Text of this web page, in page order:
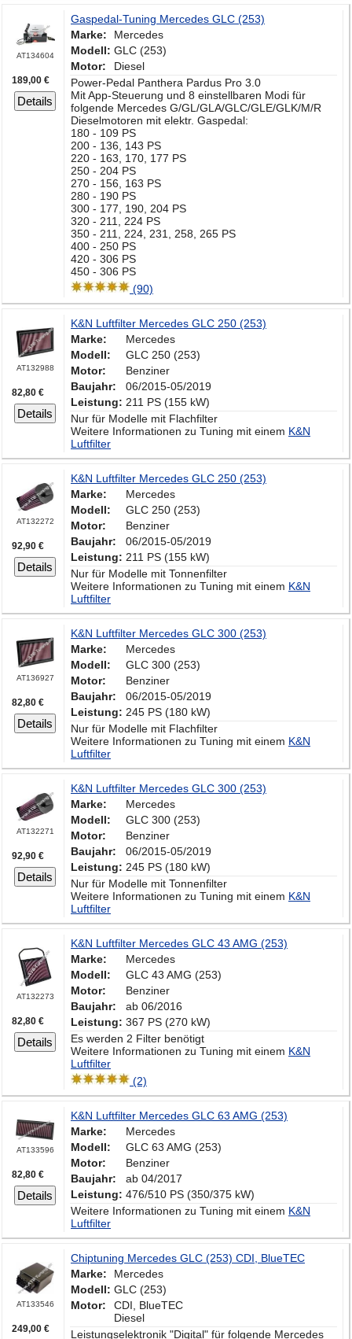
AT134604
189,00 €
Details
Gaspedal-Tuning Mercedes GLC (253)
Marke:
Mercedes
Modell: GLC (253)
Motor:
Diesel
Power-Pedal Panthera Pardus Pro 3.0
Mit App-Steuerung und 8 einstellbaren Modi für
folgende Mercedes G/GL/GLA/GLC/GLE/GLK/M/R
Dieselmotoren mit elektr. Gaspedal:
180 - 109 PS
200 - 136, 143 PS
220 - 163, 170, 177 PS
250 - 204 PS
270 - 156, 163 PS
280 - 190 PS
300 - 177, 190, 204 PS
320 - 211, 224 PS
350 - 211, 224, 231, 258, 265 PS
400 - 250 PS
420 - 306 PS
450 - 306 PS
(90)
AT132988
82,80 €
Details
K&N Luftfilter Mercedes GLC 250 (253)
Marke:
Mercedes
Modell:
GLC 250 (253)
Motor:
Benziner
Baujahr:
06/2015-05/2019
Leistung: 211 PS (155 kW)
Nur für Modelle mit Flachfilter
Weitere Informationen zu Tuning mit einem K&N
Luftfilter
AT132272
92,90 €
Details
K&N Luftfilter Mercedes GLC 250 (253)
Marke:
Mercedes
Modell:
GLC 250 (253)
Motor:
Benziner
Baujahr:
06/2015-05/2019
Leistung: 211 PS (155 kW)
Nur für Modelle mit Tonnenfilter
Weitere Informationen zu Tuning mit einem K&N
Luftfilter
AT136927
82,80 €
Details
K&N Luftfilter Mercedes GLC 300 (253)
Marke:
Mercedes
Modell:
GLC 300 (253)
Motor:
Benziner
Baujahr:
06/2015-05/2019
Leistung: 245 PS (180 kW)
Nur für Modelle mit Flachfilter
Weitere Informationen zu Tuning mit einem K&N
Luftfilter
AT132271
92,90 €
Details
K&N Luftfilter Mercedes GLC 300 (253)
Marke:
Mercedes
Modell:
GLC 300 (253)
Motor:
Benziner
Baujahr:
06/2015-05/2019
Leistung: 245 PS (180 kW)
Nur für Modelle mit Tonnenfilter
Weitere Informationen zu Tuning mit einem K&N
Luftfilter
AT132273
82,80 €
Details
K&N Luftfilter Mercedes GLC 43 AMG (253)
Marke:
Mercedes
Modell:
GLC 43 AMG (253)
Motor:
Benziner
Baujahr:
ab 06/2016
Leistung: 367 PS (270 kW)
Es werden 2 Filter benötigt
Weitere Informationen zu Tuning mit einem K&N
Luftfilter
(2)
AT133596
82,80 €
Details
K&N Luftfilter Mercedes GLC 63 AMG (253)
Marke:
Mercedes
Modell:
GLC 63 AMG (253)
Motor:
Benziner
Baujahr:
ab 04/2017
Leistung: 476/510 PS (350/375 kW)
Weitere Informationen zu Tuning mit einem K&N
Luftfilter
AT133546
249,00 €
Chiptuning Mercedes GLC (253) CDI, BlueTEC
Marke:
Mercedes
Modell: GLC (253)
Motor:
CDI, BlueTEC
Diesel
Leistungselektronik "Digital" für folgende Mercedes